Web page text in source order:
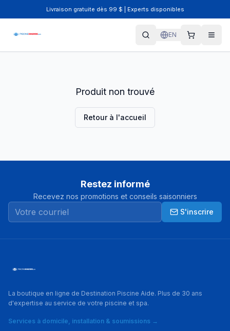
Livraison gratuite dès 99 $ | Experts disponibles
EN
Produit non trouvé
Retour à l'accueil
Restez informé
Recevez nos promotions et conseils saisonniers
S'inscrire
La boutique en ligne de Destination Piscine Aide. Plus de 30 ans
d'expertise au service de votre piscine et spa.
Services à domicile, installation & soumissions →